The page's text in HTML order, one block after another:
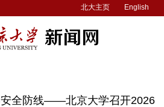
北大主页 English
安全防线——北京大学召开2026